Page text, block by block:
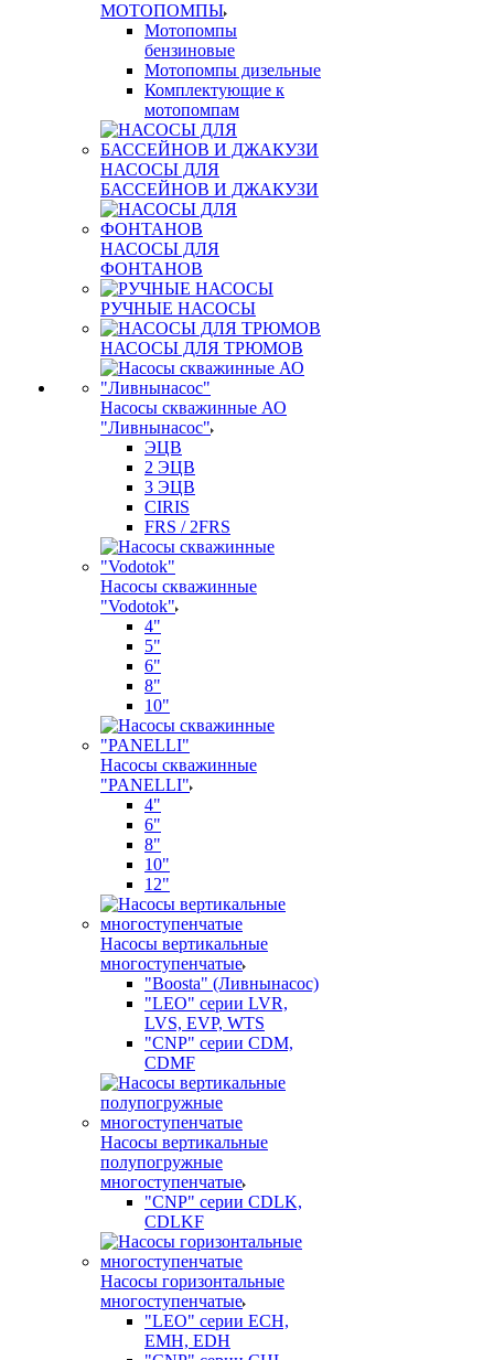
МОТОПОМПЫ
Мотопомпы
бензиновые
Мотопомпы дизельные
Комплектующие к
мотопомпам
НАСОСЫ ДЛЯ
БАССЕЙНОВ И ДЖАКУЗИ
НАСОСЫ ДЛЯ
ФОНТАНОВ
РУЧНЫЕ НАСОСЫ
НАСОСЫ ДЛЯ ТРЮМОВ
Насосы скважинные АО
"Ливнынасос"
ЭЦВ
2 ЭЦВ
3 ЭЦВ
CIRIS
FRS / 2FRS
Насосы скважинные
"Vodotok"
4"
5"
6"
8"
10"
Насосы скважинные
"PANELLI"
4"
6"
8"
10"
12"
Насосы вертикальные
многоступенчатые
"Boosta" (Ливнынасос)
"LEO" серии LVR,
LVS, EVP, WTS
"CNP" серии CDM,
CDMF
Насосы вертикальные
полупогружные
многоступенчатые
"CNP" серии CDLK,
CDLKF
Насосы горизонтальные
многоступенчатые
"LEO" серии ECH,
EMH, EDH